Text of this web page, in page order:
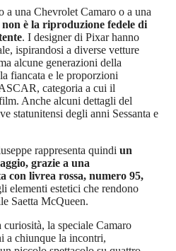
a una Chevrolet Camaro o a una
è la riproduzione fedele di
. I designer di Pixar hanno
ispirandosi a diverse vetture
alcune generazioni della
fiancata e le proporzioni
categoria a cui il
Anche alcuni dettagli del
statunitensi degli anni Sessanta e
rappresenta quindi un
grazie a una
con livrea rossa, numero 95,
elementi estetici che rendono
Saetta McQueen.
la speciale Camaro
a chiunque la incontri,